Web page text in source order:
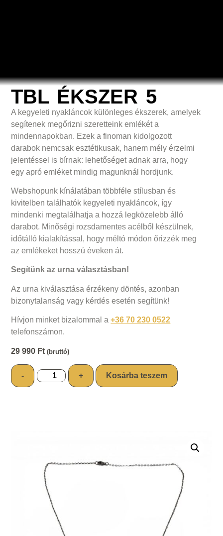
TBL ÉKSZER 5
A kegyeleti nyakláncok különleges ékszerek, amelyek
segítenek megőrizni szeretteink emlékét a
mindennapokban. Ezek a finoman kidolgozott
darabok nemcsak esztétikusak, hanem mély érzelmi
jelentéssel is bírnak: lehetőséget adnak arra, hogy
egy apró emléket mindig magunknál hordjunk.
Webshopunk kínálatában többféle stílusban és
kivitelben találhatók kegyeleti nyakláncok, így
mindenki megtalálhatja a hozzá legközelebb álló
darabot. Minőségi rozsdamentes acélből készülnek,
időtálló kialakítással, hogy méltó módon őrizzék meg
az emlékeket hosszú éveken át.
Segítünk az urna választásban!
Az urna kiválasztása érzékeny döntés, azonban
bizonytalanság vagy kérdés esetén segítünk!
Hívjon minket bizalommal a+36 70 230 0522
telefonszámon.
29 990 Ft (bruttó)
- + Kosárba teszem